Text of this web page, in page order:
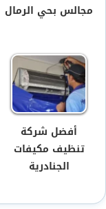
مجالس بحي الرمال
أفضل شركة
تنظيف مكيفات
الجنادرية